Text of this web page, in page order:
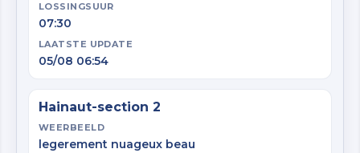
LOSSINGSUUR
07:30
LAATSTE UPDATE
05/08 06:54
Hainaut-section 2
WEERBEELD
legerement nuageux beau